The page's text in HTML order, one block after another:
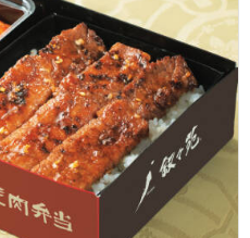
菜もどれも美味しかったで
が多かったので、もう少し
思いました。
›役員会